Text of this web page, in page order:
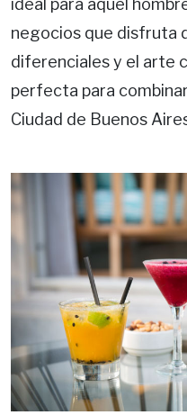
negocios que disfruta
diferenciales y el arte
perfecta para
Ciudad de Buenos